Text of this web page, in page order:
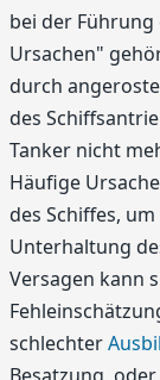
bei der Führung
Ursachen"
durch
des
Tanker nicht
Häufige
des Schiffes,
Unterhaltung
Versagen kann
schlechter